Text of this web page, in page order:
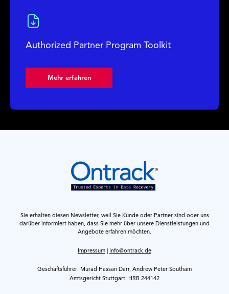
Authorized Partner Program Toolkit
Mehr erfahren
Sie erhalten diesen Newsletter, weil Sie Kunde oder Partner sind oder uns
darüber informiert haben, dass Sie mehr über unsere Dienstleistungen und
Angebote erfahren möchten.
Impressum | info@ontrack.de
Geschäftsführer: Murad Hassan Darr, Andrew Peter Southam
Amtsgericht Stuttgart: HRB 244142